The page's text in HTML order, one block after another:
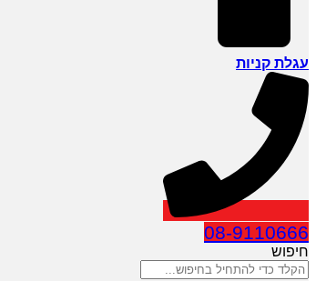
עגלת קניות
08-9110666
חיפוש